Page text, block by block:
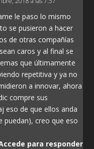
le paso lo mismo
se pusieron a hacer
de otras compañías
caros y al final se
que últimamente
repetitiva y ya no
a innovar, ahora
compre sus
eso de que ellos anda
puedan), creo que eso
para responder